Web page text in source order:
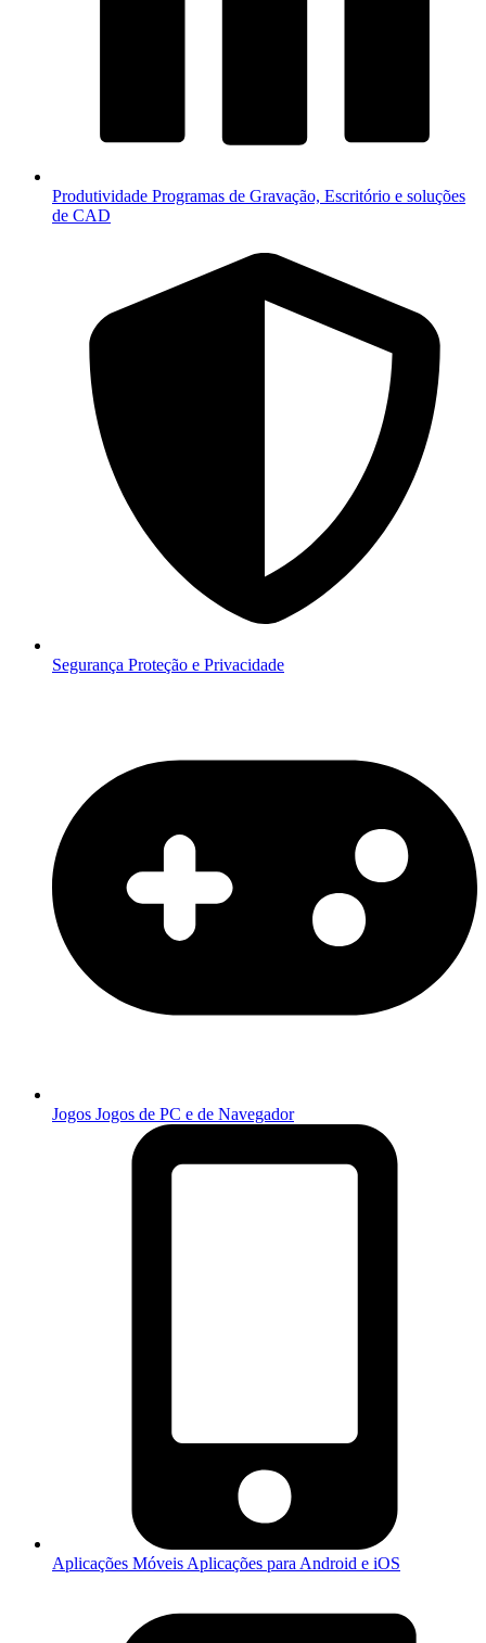
Produtividade Programas de Gravação, Escritório e soluções
de CAD
Segurança Proteção e Privacidade
Jogos Jogos de PC e de Navegador
Aplicações Móveis Aplicações para Android e iOS